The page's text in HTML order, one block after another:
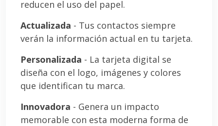
reducen el uso del papel.
Actualizada - Tus contactos siempre
verán la información actual en tu tarjeta.
Personalizada - La tarjeta digital se
diseña con el logo, imágenes y colores
que identifican tu marca.
Innovadora - Genera un impacto
memorable con esta moderna forma de